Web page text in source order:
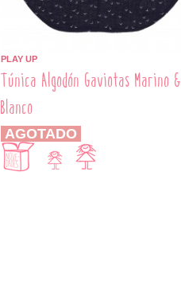
PLAY UP
Túnica Algodón Gaviotas Marino &
Blanco
AGOTADO